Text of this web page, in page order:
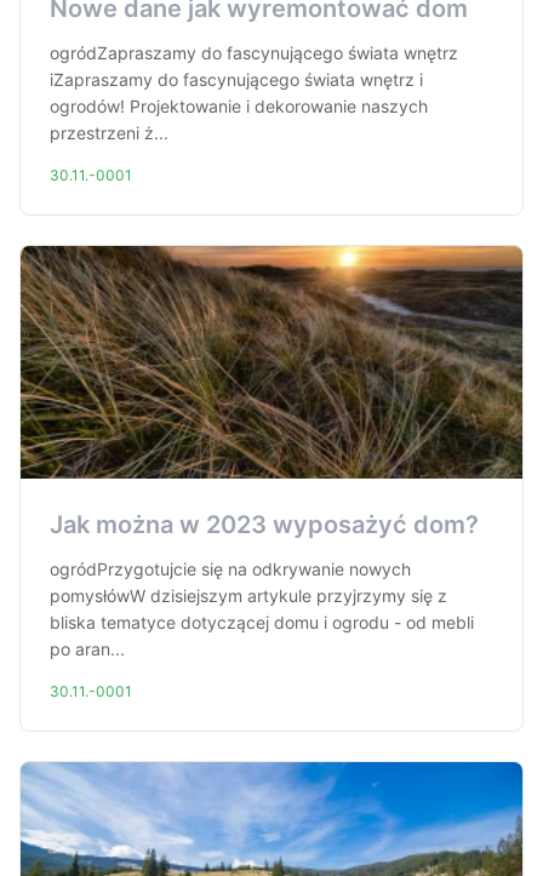
Nowe dane jak wyremontować dom
ogródZapraszamy do fascynującego świata wnętrz
iZapraszamy do fascynującego świata wnętrz i
ogrodów! Projektowanie i dekorowanie naszych
przestrzeni ż...
30.11.-0001
Jak można w 2023 wyposażyć dom?
ogródPrzygotujcie się na odkrywanie nowych
pomysłówW dzisiejszym artykule przyjrzymy się z
bliska tematyce dotyczącej domu i ogrodu - od mebli
po aran...
30.11.-0001